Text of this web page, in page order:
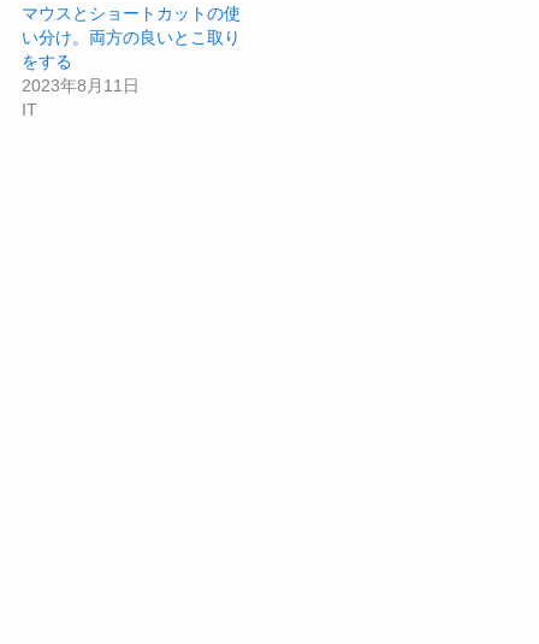
マウスとショートカットの使
い分け。両方の良いとこ取り
をする
2023年8月11日
IT